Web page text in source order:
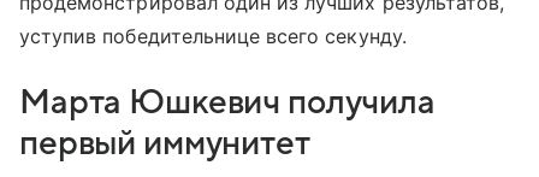
уступив победительнице всего секунду.
Марта Юшкевич получила
первый иммунитет